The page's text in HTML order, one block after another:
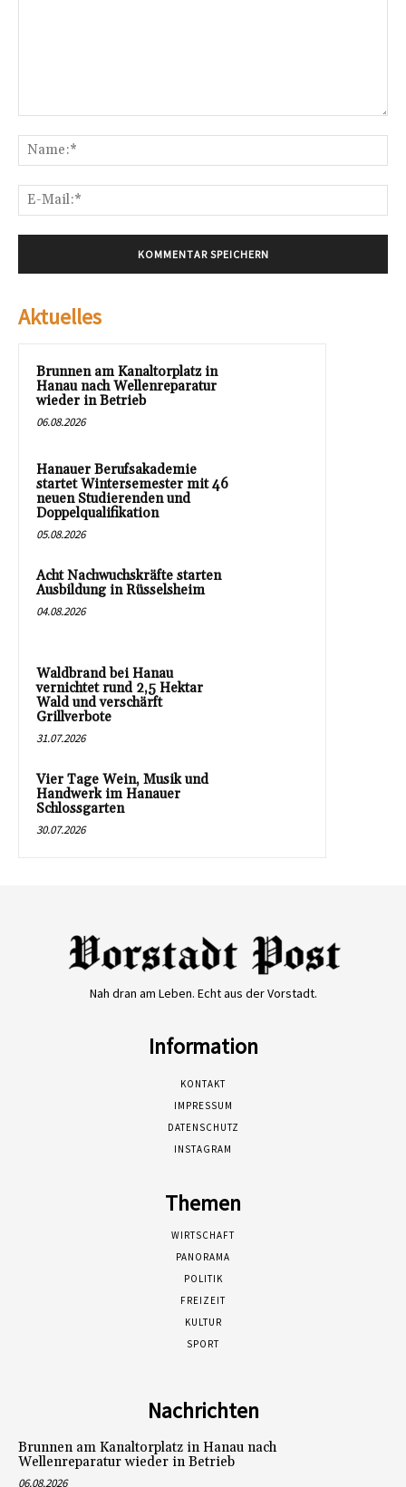
Aktuelles
Brunnen am Kanaltorplatz in
Hanau nach Wellenreparatur
wieder in Betrieb
06.08.2026
Hanauer Berufsakademie
startet Wintersemester mit 46
neuen Studierenden und
Doppelqualifikation
05.08.2026
Acht Nachwuchskräfte starten
Ausbildung in Rüsselsheim
04.08.2026
Waldbrand bei Hanau
vernichtet rund 2,5 Hektar
Wald und verschärft
Grillverbote
31.07.2026
Vier Tage Wein, Musik und
Handwerk im Hanauer
Schlossgarten
30.07.2026
Nah dran am Leben. Echt aus der Vorstadt.
Information
KONTAKT
IMPRESSUM
DATENSCHUTZ
INSTAGRAM
Themen
WIRTSCHAFT
PANORAMA
POLITIK
FREIZEIT
KULTUR
SPORT
Nachrichten
Brunnen am Kanaltorplatz in Hanau nach
Wellenreparatur wieder in Betrieb
06.08.2026